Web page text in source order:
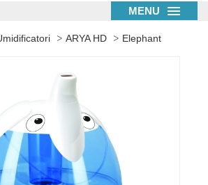
MENU
ARYA HD Elephant